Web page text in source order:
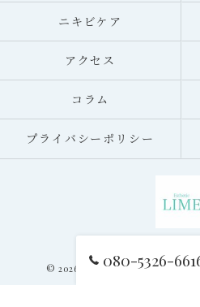
080-5326-
ニキビケア
アクセス
コラム
プライバシーポリシー
© 2026 札幌のエステならLIME札幌